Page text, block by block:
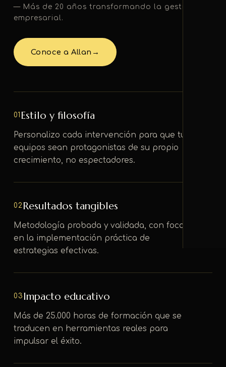
— Más de 20 años transformando la gestión
empresarial.
Conoce a Allan →
01 Estilo y filosofía
Personalizo cada intervención para que tus
equipos sean protagonistas de su propio
crecimiento, no espectadores.
02 Resultados tangibles
Metodología probada y validada, con foco
en la implementación práctica de
estrategias efectivas.
03 Impacto educativo
Más de 25.000 horas de formación que se
traducen en herramientas reales para
impulsar el éxito.